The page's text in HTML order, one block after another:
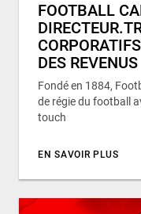
FOOTBALL
DES REVENUS
Fondé en 1884,
de régie du football
touch
EN SAVOIR PLUS